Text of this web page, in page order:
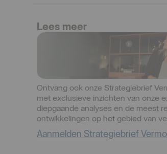
Lees meer
Ontvang ook onze Strategiebrief
met exclusieve inzichten van onze
diepgaande analyses en de meest
ontwikkelingen op het gebied van
Aanmelden Strategiebrief